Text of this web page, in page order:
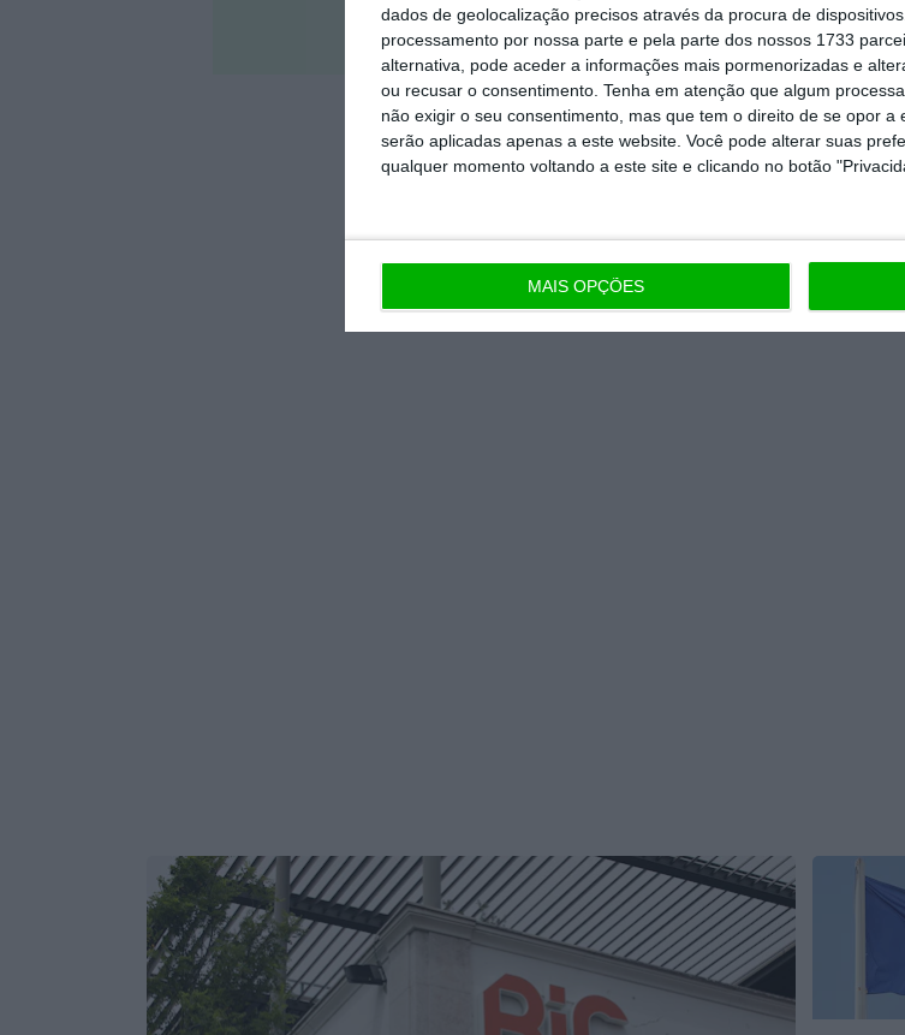
dados de geolocalização precisos através da procura de
processamento por nossa parte e pela parte dos nossos 1733
alternativa, pode aceder a informações mais pormenorizadas e
ou recusar o consentimento. Tenha em atenção que algum
não exigir o seu consentimento, mas que tem o direito de se opor
serão aplicadas apenas a este website. Você pode alterar suas
qualquer momento voltando a este site e clicando no botão
MAIS OPÇÕES
Veja todos os planos